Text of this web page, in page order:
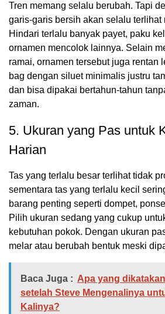
Tren memang selalu berubah. Tapi
garis-garis bersih akan selalu terlihat
Hindari terlalu banyak payet, paku
ornamen mencolok lainnya. Selain
ramai, ornamen tersebut juga rentan
bag dengan siluet minimalis justru
dan bisa dipakai bertahun-tahun
zaman.
5. Ukuran yang Pas untuk
Harian
Tas yang terlalu besar terlihat tidak
sementara tas yang terlalu kecil
barang penting seperti dompet,
Pilih ukuran sedang yang cukup
kebutuhan pokok. Dengan ukuran
melar atau berubah bentuk meski
Baca Juga : Apa yang
setelah Steve Mengenalinya
Kalinya?